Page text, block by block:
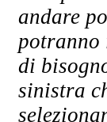
andare
potranno
di
sinistra